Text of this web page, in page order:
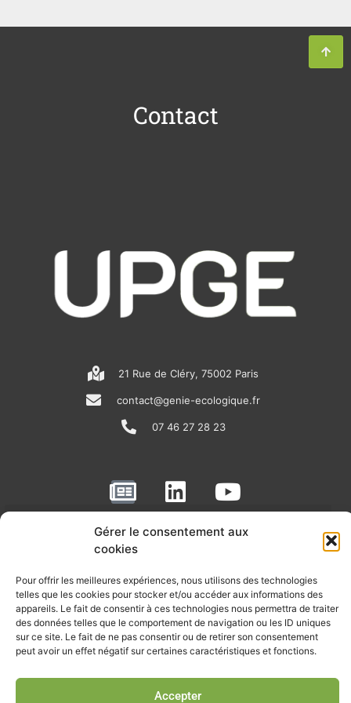
Gérer le consentement aux
cookies
Pour offrir les meilleures expériences, nous utilisons des technologies
telles que les cookies pour stocker et/ou accéder aux informations des
appareils. Le fait de consentir à ces technologies nous permettra de traiter
des données telles que le comportement de navigation ou les ID uniques
sur ce site. Le fait de ne pas consentir ou de retirer son consentement
peut avoir un effet négatif sur certaines caractéristiques et fonctions.
Accepter
Contact
21 Rue de Cléry, 75002 Paris
contact@genie-ecologique.fr
07 46 27 28 23
N
e
w
s
p
a
p
e
L
i
n
e
d
i
n
Y
o
u
u
b
e
RECEVOIR L'ACTU DE LA FILIÈRE
rendez-vous importants de la filière, nos offres de stages et
d’emplois…
Je m'abonne à la lettre d'info